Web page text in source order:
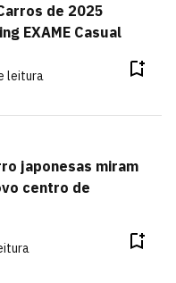
de 2025
EXAME Casual
leitura
japonesas miram
centro de